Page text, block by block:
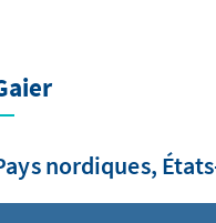
nordiques,